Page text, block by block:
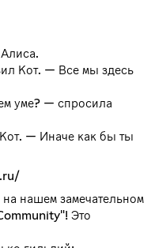
Кот. — Все мы здесь
уме? — спросила
— Иначе как бы ты
на нашем замечательном
Это